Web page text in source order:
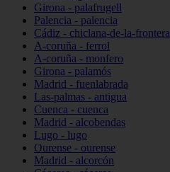
Girona - palafrugell
Palencia - palencia
Cádiz - chiclana-de-la-frontera
A-coruña - ferrol
A-coruña - monfero
Girona - palamós
Madrid - fuenlabrada
Las-palmas - antigua
Cuenca - cuenca
Madrid - alcobendas
Lugo - lugo
Ourense - ourense
Madrid - alcorcón